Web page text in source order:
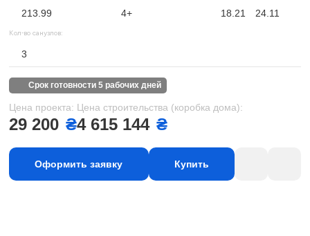
213.99 4+ 18.21 24.11
Кол-во санузлов:
3
срок готовности 5 рабочих дней
Цена проекта:
29 200 ₴
Цена строительства (коробка дома):
4 615 144 ₴
Оформить заявку Купить